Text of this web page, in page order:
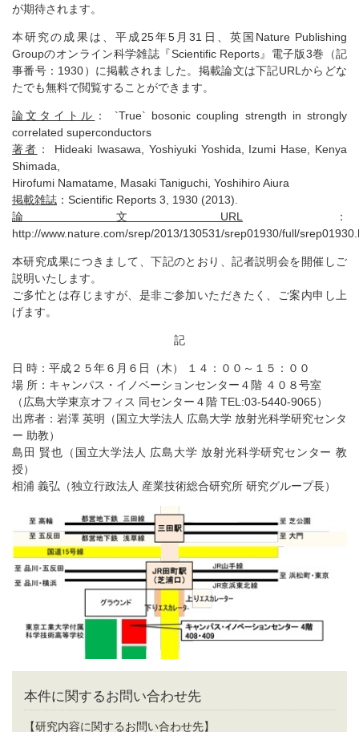
が期待されます。
本研究の成果は、平成25年5月31日、英国Nature Publishing
Groupのオンライン科学雑誌『Scientific Reports』電子版3巻（記
事番号：1930）に掲載されました。掲載論文は下記URLからどな
たでも無料で閲覧することができます。
論文タイトル ： `True` bosonic coupling strength in strongly
correlated superconductors
著者 ： Hideaki Iwasawa, Yoshiyuki Yoshida, Izumi Hase, Kenya
Shimada,
Hirofumi Namatame, Masaki Taniguchi, Yoshihiro Aiura
掲載雑誌 ：Scientific Reports 3, 1930 (2013).
論文URL
：
http://www.nature.com/srep/2013/130531/srep01930/full/
本研究成果につきまして、下記のとおり、記者説明会を開催しご
説明いたします。
ご多忙とは存じますが、是非ご参加いただきたく、ご案内申し上
げます。
記
日 時：平成２５年６月６日（木） １４：００～１５：００
場 所：キャンパス・イノベーションセンター４階 ４０８号室
（広島大学東京オフィス 同センター４階 TEL:03-5440-9065）
出席者：岩澤 英明（国立大学法人 広島大学 放射光科学研究センタ
ー 助教）
島田 賢也（国立大学法人 広島大学 放射光科学研究センター 教
授）
相浦 義弘（独立行政法人 産業技術総合研究所 研究グループ長）
本件に関するお問い合わせ先
【研究内容に関するお問い合わせ先】